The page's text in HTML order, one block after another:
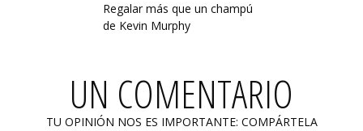
Regalar más que un champú
de Kevin Murphy
UN COMENTARIO
TU OPINIÓN NOS ES IMPORTANTE: COMPÁRTELA